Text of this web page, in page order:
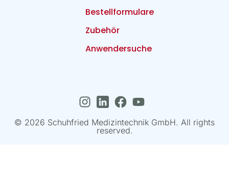
Bestellformulare
Zubehör
Anwendersuche
© 2026 Schuhfried Medizintechnik GmbH. All rights
reserved.